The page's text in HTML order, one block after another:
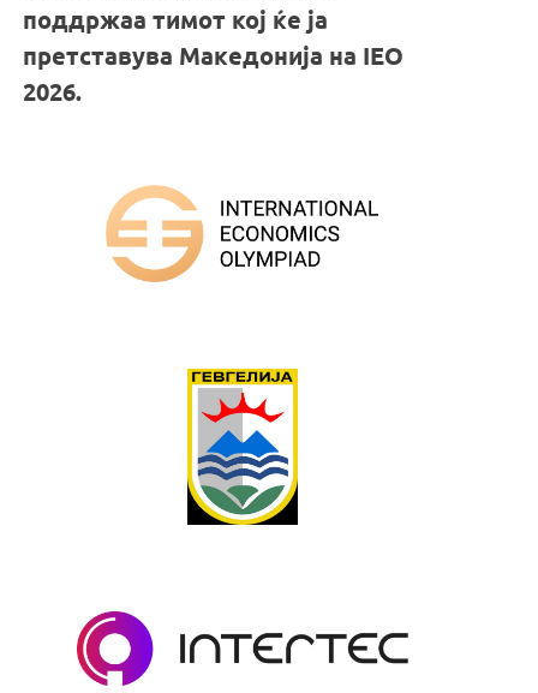
поддржаа тимот кој ќе ја
претставува Македонија на IEO
2026.